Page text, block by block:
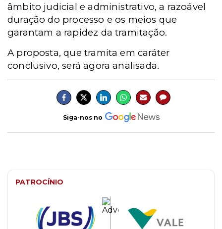
âmbito judicial e administrativo, a razoável
duração do processo e os meios que
garantam a rapidez da tramitação.
A proposta, que tramita em caráter
conclusivo, será agora analisada.
Siga-nos no
PATROCÍNIO